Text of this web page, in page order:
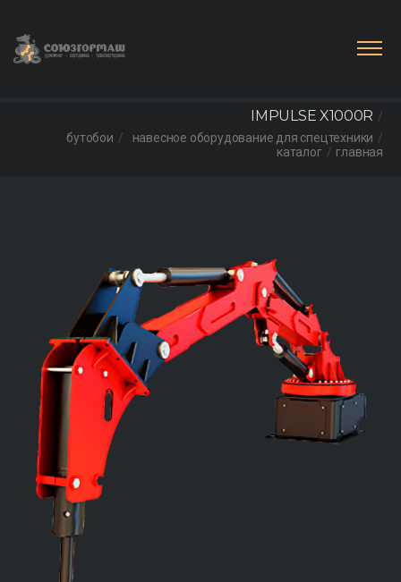
главная
каталог
навесное оборудование для спецтехники
бутобои
IMPULSE X1000R